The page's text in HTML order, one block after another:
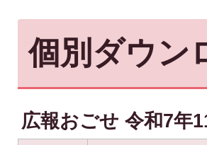
個別ダウン
広報おごせ 令和7年